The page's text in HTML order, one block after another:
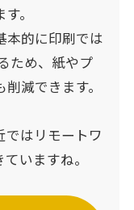
。
本的に印刷では
ため、紙やプ
減できます。
ではリモートワ
いますね。